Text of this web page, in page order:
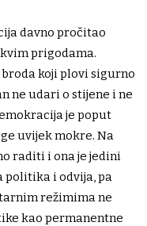
davno pročitao
prigodama.
koji plovi sigurno
ne udari o stijene i ne
je poput
uvijek mokre. Na
raditi i ona je jedini
politika i odvija, pa
režimima ne
kao permanentne